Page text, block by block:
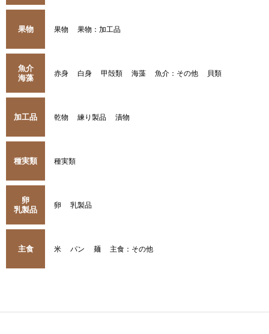
果物 果物 果物：加工品
魚介
海藻
赤身 白身 甲殻類 海藻 魚介：その他 貝類
加工品 乾物 練り製品 漬物
種実類 種実類
卵
乳製品
卵 乳製品
主食 米 パン 麺 主食：その他